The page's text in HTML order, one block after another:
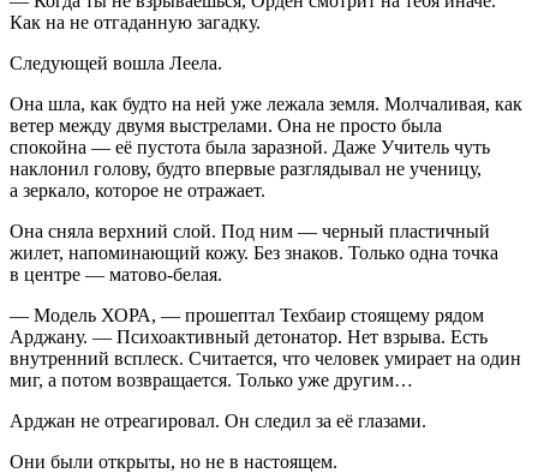
Как на не отгаданную загадку.
Следующей вошла Леела.
Она шла, как будто на ней уже лежала земля. Молчаливая, как
ветер между двумя выстрелами. Она не просто была
спокойна — её пустота была заразной. Даже Учитель чуть
наклонил голову, будто впервые разглядывал не ученицу,
а зеркало, которое не отражает.
Она сняла верхний слой. Под ним — черный пластичный
жилет, напоминающий кожу. Без знаков. Только одна точка
в центре — матово-белая.
— Модель ХОРА, — прошептал Техбаир стоящему рядом
Арджану. — Психоактивный детонатор. Нет взрыва. Есть
внутренний всплеск. Считается, что человек умирает на один
миг, а потом возвращается. Только уже другим…
Арджан не отреагировал. Он следил за её глазами.
Они были открыты, но не в настоящем.